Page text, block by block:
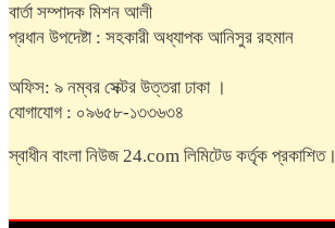
বার্তা সম্পাদক মিশন আলী
প্রধান উপদেষ্টা : সহকারী অধ্যাপক আনিসুর রহমান
অফিস: ৯ নম্বর সেক্টর উত্তরা ঢাকা ।
যোগাযোগ : ০৯৬৫৮-১৩৩৬৩৪
স্বাধীন বাংলা নিউজ 24.com লিমিটেড কর্তৃক প্রকাশিত।